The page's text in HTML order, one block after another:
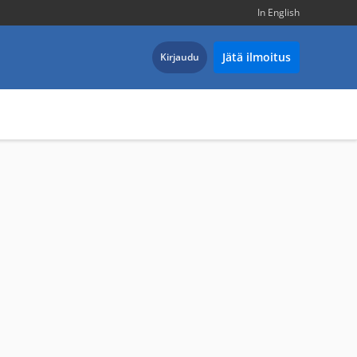
In English
Kirjaudu Jätä ilmoitus